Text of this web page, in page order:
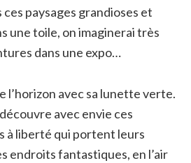
paysages grandioses et
une toile, on imaginerai très
dans une expo…
l’horizon avec sa lunette verte.
avec envie ces
à liberté qui portent leurs
endroits fantastiques, en l’air